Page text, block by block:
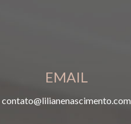
EMAIL
contato@lilianenascimento.com